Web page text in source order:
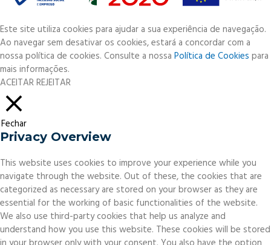
Este site utiliza cookies para ajudar a sua experiência de navegação.
Ao navegar sem desativar os cookies, estará a concordar com a
nossa política de cookies. Consulte a nossa Política de Cookies para
mais informações.
ACEITARREJEITAR
Fechar
Privacy Overview
This website uses cookies to improve your experience while you
navigate through the website. Out of these, the cookies that are
categorized as necessary are stored on your browser as they are
essential for the working of basic functionalities of the website.
We also use third-party cookies that help us analyze and
understand how you use this website. These cookies will be stored